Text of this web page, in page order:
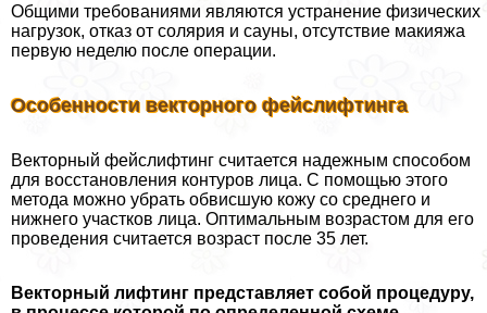
Общими требованиями являются устранение физических
нагрузок, отказ от солярия и сауны, отсутствие макияжа
первую неделю после операции.
Особенности векторного фейслифтинга
Векторный фейслифтинг считается надежным способом
для восстановления контуров лица. С помощью этого
метода можно убрать обвисшую кожу со среднего и
нижнего участков лица. Оптимальным возрастом для его
проведения считается возраст после 35 лет.
Векторный лифтинг представляет собой процедуру,